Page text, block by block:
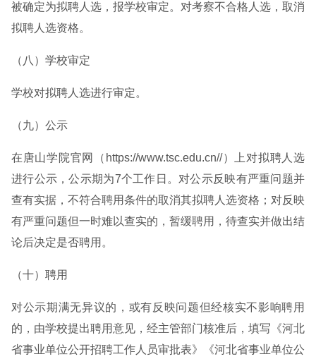
被确定为拟聘人选，报学校审定。对考察不合格人选，取消
拟聘人选资格。
（八）学校审定
学校对拟聘人选进行审定。
（九）公示
在唐山学院官网（https://www.tsc.edu.cn//）上对拟聘人选
进行公示，公示期为7个工作日。对公示反映有严重问题并
查有实据，不符合聘用条件的取消其拟聘人选资格；对反映
有严重问题但一时难以查实的，暂缓聘用，待查实并做出结
论后决定是否聘用。
（十）聘用
对公示期满无异议的，或有反映问题但经核实不影响聘用
的，由学校提出聘用意见，经主管部门核准后，填写《河北
省事业单位公开招聘工作人员审批表》《河北省事业单位公